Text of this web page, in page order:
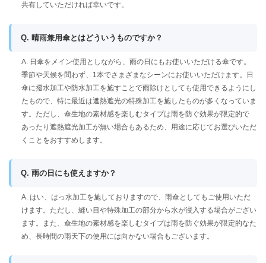
共有していただければ幸いです。
Q. 晴雨兼用傘とはどういうものですか？
A. 日傘をメイン使用としながら、雨の日にもお使いいただける傘です。
季節や天候を問わず、1本でさまざまなシーンにお使いいただけます。日
傘に撥水加工や防水加工を施すことで雨除けとしても使用できるようにし
たもので、特に最近は遮熱遮光の特殊加工を施したものが多くなっていま
す。ただし、傘生地の素材感を楽しむタイプは雨を防ぐ効果が限定的で
あったり遮熱遮光加工が無い場合もあるため、用途に応じてお選びいただ
くことをおすすめします。
Q. 雨の日にも使えますか？
A. はい、はっ水加工を施しておりますので、雨傘としてもご使用いただ
けます。ただし、縫い目や特殊加工の部分から水が浸入する場合がござい
ます。また、傘生地の素材感を楽しむタイプは雨を防ぐ効果が限定的なた
め、長時間の雨天下の使用には向かない場合もございます。